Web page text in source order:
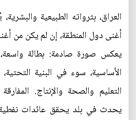
العراق، بثرواته الطبيعية
أغنى دول المنطقة، إن لم يكن من
يعكس صورة صادمة: بطالة
الأساسية، سوء في البنية
التعليم والصحة والإنتاج.
يحدث في بلد يحقق عائدات نفطية